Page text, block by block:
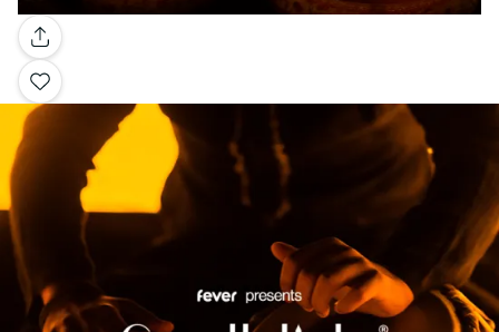
Galleria